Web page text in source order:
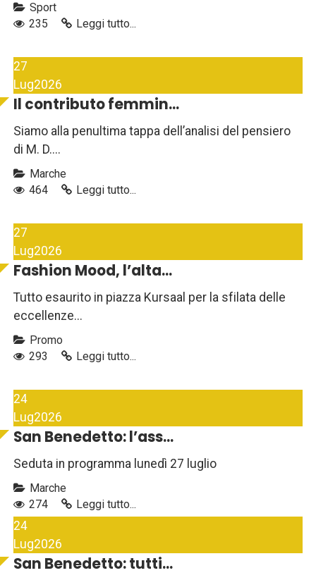
Sport
235
Leggi tutto...
27
Lug2026
Il contributo femmin...
Siamo alla penultima tappa dell’analisi del pensiero
di M. D....
Marche
464
Leggi tutto...
27
Lug2026
Fashion Mood, l’alta...
Tutto esaurito in piazza Kursaal per la sfilata delle
eccellenze...
Promo
293
Leggi tutto...
24
Lug2026
San Benedetto: l’ass...
Seduta in programma lunedì 27 luglio
Marche
274
Leggi tutto...
24
Lug2026
San Benedetto: tutti...